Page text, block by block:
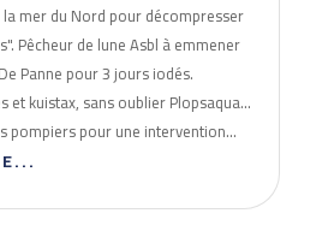
mer du Nord pour décompresser
Pêcheur de lune Asbl à emmener
Panne pour 3 jours iodés.
et kuistax, sans oublier Plopsaqua...
pompiers pour une intervention...